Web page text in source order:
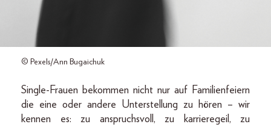
© Pexels/Ann Bugaichuk
Single-Frauen bekommen nicht nur auf Familienfeiern
die eine oder andere Unterstellung zu hören – wir
kennen es: zu anspruchsvoll, zu karrieregeil, zu